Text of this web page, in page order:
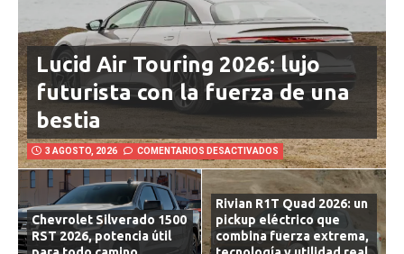
Lucid Air Touring 2026: lujo
futurista con la fuerza de una
bestia
3 AGOSTO, 2026 COMENTARIOS DESACTIVADOS
Chevrolet Silverado 1500
RST 2026, potencia útil
Rivian R1T Quad 2026: un
pickup eléctrico que
combina fuerza extrema,